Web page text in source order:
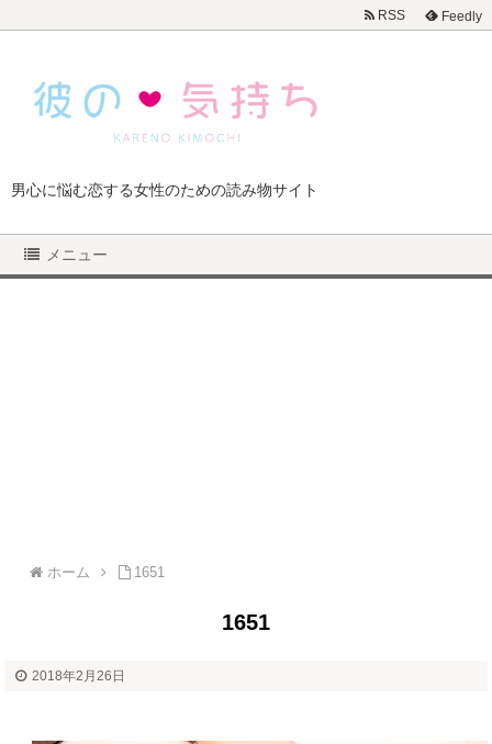
男心に悩む恋する女性のための読み物サイト
メニュー
RSS Feedly
ホーム 1651
1651
2018年2月26日